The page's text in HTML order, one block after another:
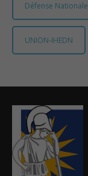
Défense Nationale
UNION-IHEDN